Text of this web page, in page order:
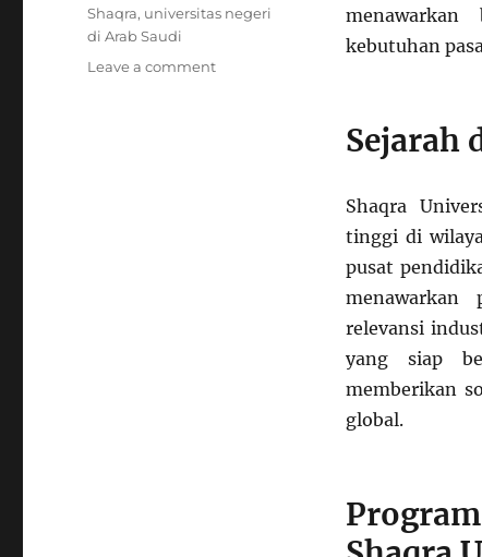
kebutuhan
Sejarah
Shaqra
tinggi di
pusat
menawarkan
relevansi
yang siap
memberikan
global.
Shaqra, universitas negeri
di Arab Saudi
Leave a commenton